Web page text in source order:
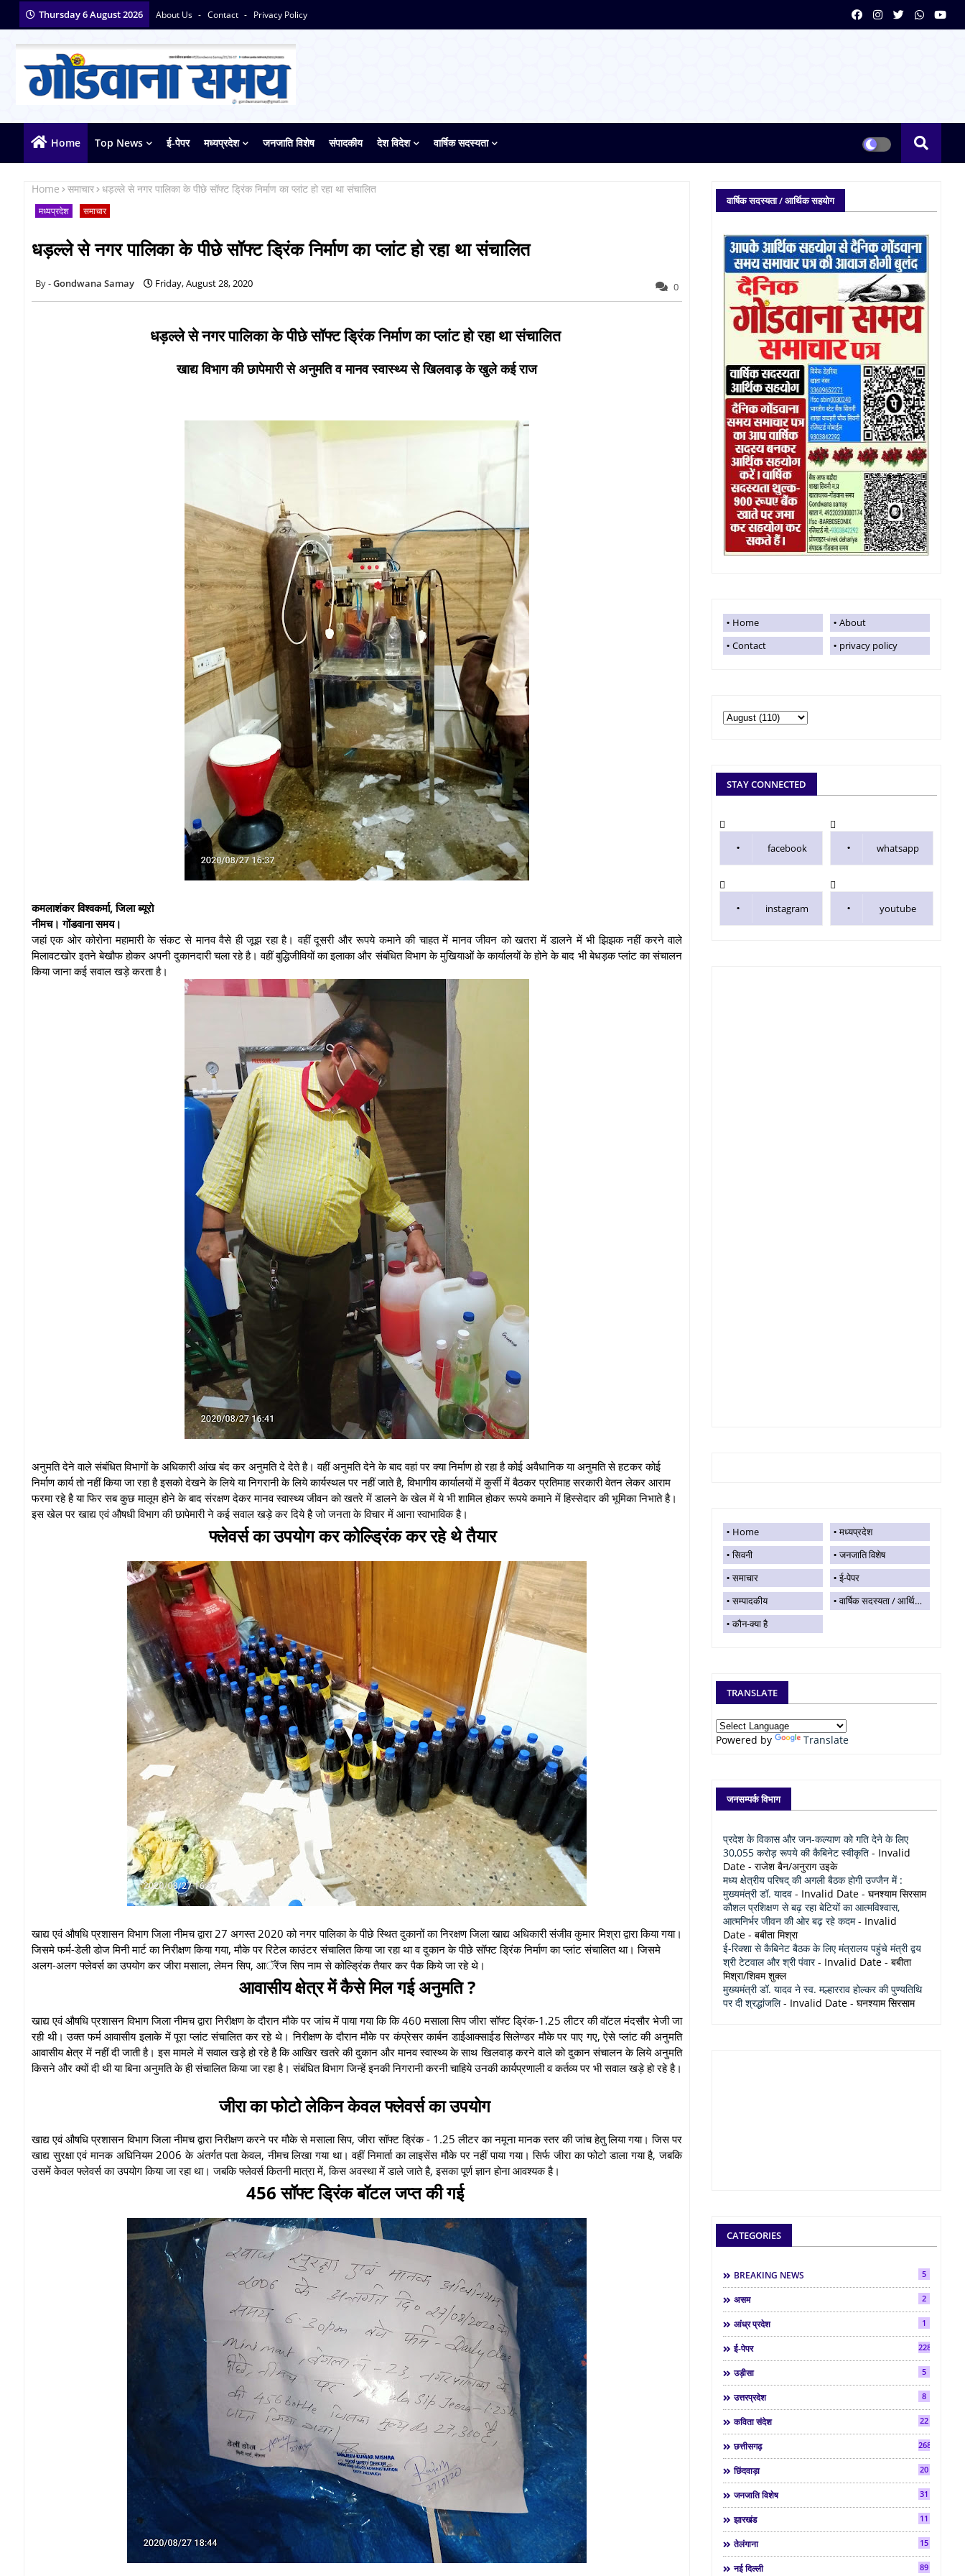
Thursday 6 August 2026 About Us Contact Privacy Policy
Home Top News ई-पेपर मध्यप्रदेश जनजाति विशेष संपादकीय देश विदेश वार्षिक सदस्यता
Home समाचार धड़ल्ले से नगर पालिका के पीछे सॉफ्ट ड्रिंक निर्माण का प्लांट हो रहा था संचालित
मध्यप्रदेश समाचार
धड़ल्ले से नगर पालिका के पीछे सॉफ्ट ड्रिंक निर्माण का प्लांट हो रहा था संचालित
Gondwana Samay Friday, August 28, 2020 0
धड़ल्ले से नगर पालिका के पीछे सॉफ्ट ड्रिंक निर्माण का प्लांट हो रहा था संचालित
खाद्य विभाग की छापेमारी से अनुमति व मानव स्वास्थ्य से खिलवाड़ के खुले कई राज
कमलाशंकर विश्वकर्मा, जिला ब्यूरो
नीमच। गोंडवाना समय।
जहां एक ओर कोरोना महामारी के संकट से मानव वैसे ही जूझ रहा है। वहीं दूसरी और रूपये कमाने की चाहत में मानव जीवन को खतरा में डालने में भी झिझक नहीं करने वाले
मिलावटखोर इतने बेखौफ होकर अपनी दुकानदारी चला रहे है। वहीं बुद्धिजीवियों का इलाका और संबंधित विभाग के मुखियाओं के कार्यालयों के होने के बाद भी बेधड़क प्लांट का संचालन
किया जाना कई सवाल खड़े करता है।
अनुमति देने वाले संबंधित विभागों के अधिकारी आंख बंद कर अनुमति दे देते है। वहीं अनुमति देने के बाद वहां पर क्या निर्माण हो रहा है कोई अवैधानिक या अनुमति से हटकर कोई
निर्माण कार्य तो नहीं किया जा रहा है इसको देखने के लिये या निगरानी के लिये कार्यस्थल पर नहीं जाते है, विभागीय कार्यालयों में कुर्सी में बैठकर प्रतिमाह सरकारी वेतन लेकर आराम
फरमा रहे है या फिर सब कुछ मालूम होने के बाद संरक्षण देकर मानव स्वास्थ्य जीवन को खतरे में डालने के खेल में ये भी शामिल होकर रूपये कमाने में हिस्सेदार की भूमिका निभाते है।
इस खेल पर खाद्य एवं औषधी विभाग की छापेमारी ने कई सवाल खड़े कर दिये है जो जनता के विचार में आना स्वाभाविक है।
फ्लेवर्स का उपयोग कर कोल्ड्रिंक कर रहे थे तैयार
खाद्य एवं औषधि प्रशासन विभाग जिला नीमच द्वारा 27 अगस्त 2020 को नगर पालिका के पीछे स्थित दुकानों का निरक्षण जिला खाद्य अधिकारी संजीव कुमार मिश्रा द्वारा किया गया।
जिसमे फर्म-डेली डोज मिनी मार्ट का निरीक्षण किया गया, मौके पर रिटेल काउंटर संचालित किया जा रहा था व दुकान के पीछे सॉफ्ट ड्रिंक निर्माण का प्लांट संचालित था। जिसमे
अलग-अलग फ्लेवर्स का उपयोग कर जीरा मसाला, लेमन सिप, आॅरेंज सिप नाम से कोल्ड्रिंक तैयार कर पैक किये जा रहे थे।
आवासीय क्षेत्र में कैसे मिल गई अनुमति ?
खाद्य एवं औषधि प्रशासन विभाग जिला नीमच द्वारा निरीक्षण के दौरान मौके पर जांच में पाया गया कि कि 460 मसाला सिप जीरा सॉफ्ट ड्रिंक-1.25 लीटर की वॉटल मंदसौर भेजी जा
रही थी। उक्त फर्म आवासीय इलाके में पूरा प्लांट संचालित कर रहे थे। निरीक्षण के दौरान मौके पर कंप्रेसर कार्बन डाईआक्साईड सिलेण्डर मौके पर पाए गए, ऐसे प्लांट की अनुमति
आवासीय क्षेत्र में नहीं दी जाती है। इस मामले में सवाल खड़े हो रहे है कि आखिर खतरे की दुकान और मानव स्वास्थ्य के साथ खिलवाड़ करने वाले को दुकान संचालन के लिये अनुमति
किसने और क्यों दी थी या बिना अनुमति के ही संचालित किया जा रहा है। संबंधित विभाग जिन्हें इनकी निगरानी करनी चाहिये उनकी कार्यप्रणाली व कर्तव्य पर भी सवाल खड़े हो रहे है।
जीरा का फोटो लेकिन केवल फ्लेवर्स का उपयोग
खाद्य एवं औषधि प्रशासन विभाग जिला नीमच द्वारा निरीक्षण करने पर मौके से मसाला सिप, जीरा सॉफ्ट ड्रिंक - 1.25 लीटर का नमूना मानक स्तर की जांच हेतु लिया गया। जिस पर
खाद्य सुरक्षा एवं मानक अधिनियम 2006 के अंतर्गत पता केवल, नीमच लिखा गया था। वहीं निमार्ता का लाइसेंस मौके पर नहीं पाया गया। सिर्फ जीरा का फोटो डाला गया है, जबकि
उसमें केवल फ्लेवर्स का उपयोग किया जा रहा था। जबकि फ्लेवर्स कितनी मात्रा में, किस अवस्था में डाले जाते है, इसका पूर्ण ज्ञान होना आवश्यक है।
456 सॉफ्ट ड्रिंक बॉटल जप्त की गई
वार्षिक सदस्यता / आर्थिक सहयोग
Home
About
Contact
privacy policy
STAY CONNECTED
facebook whatsapp
instagram youtube
Home
मध्यप्रदेश
सिवनी
जनजाति विशेष
समाचार
ई-पेपर
सम्पादकीय
वार्षिक सदस्यता / आर्थिक सहयोग
कौन-क्या है
TRANSLATE
Powered by Translate
जनसम्पर्क विभाग
प्रदेश के विकास और जन-कल्याण को गति देने के लिए
30,055 करोड़ रूपये की कैबिनेट स्वीकृति - Invalid
Date - राजेश बैन/अनुराग उइके
मध्य क्षेत्रीय परिषद् की अगली बैठक होगी उज्जैन में :
मुख्यमंत्री डॉ. यादव - Invalid Date - घनश्याम सिरसाम
कौशल प्रशिक्षण से बढ़ रहा बेटियों का आत्मविश्वास,
आत्मनिर्भर जीवन की ओर बढ़ रहे कदम- Invalid
Date - बबीता मिश्रा
ई-रिक्शा से कैबिनेट बैठक के लिए मंत्रालय पहुंचे मंत्री द्वय
श्री टेटवाल और श्री पंवार- Invalid Date - बबीता
मिश्रा/शिवम शुक्ल
मुख्यमंत्री डॉ. यादव ने स्व. मल्हारराव होल्कर की पुण्यतिथि
पर दी श्रद्धांजलि- Invalid Date - घनश्याम सिरसाम
CATEGORIES
BREAKING NEWS 5
असम 2
आंध्र प्रदेश 1
ई-पेपर 2286
उड़ीसा 5
उत्तरप्रदेश 8
कविता संदेश 22
छत्तीसगढ़ 268
छिंदवाड़ा 20
जनजाति विशेष 31
झारखंड 11
तेलंगाना 15
नई दिल्ली 89